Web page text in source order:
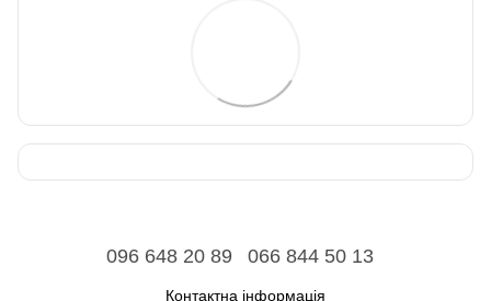
096 648 20 89 066 844 50 13
Контактна інформація